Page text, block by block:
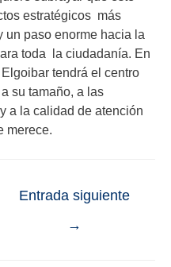
estratégicos más
un paso enorme hacia la
toda la ciudadanía. En
tendrá el centro
su tamaño, a las
a la calidad de atención
merece.
Entrada siguiente
→